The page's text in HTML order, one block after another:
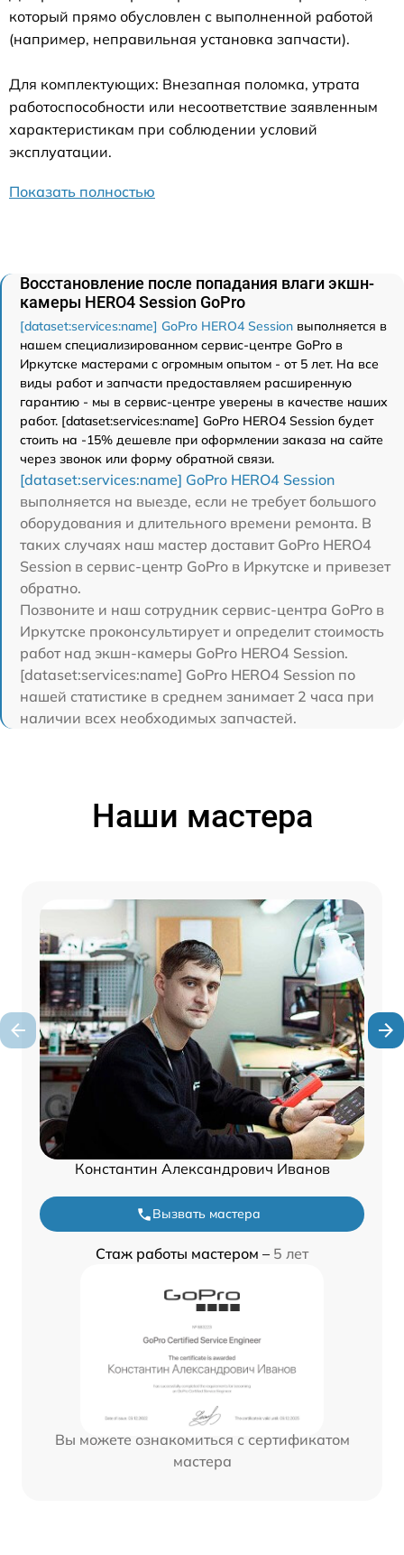
который прямо обусловлен с выполненной работой
(например, неправильная установка запчасти).
Для комплектующих: Внезапная поломка, утрата
работоспособности или несоответствие заявленным
характеристикам при соблюдении условий
эксплуатации.
Показать полностью
Восстановление после попадания влаги экшн-
камеры HERO4 Session GoPro
[dataset:services:name] GoPro HERO4 Session выполняется в
нашем специализированном сервис-центре GoPro в
Иркутске мастерами с огромным опытом - от 5 лет. На все
виды работ и запчасти предоставляем расширенную
гарантию - мы в сервис-центре уверены в качестве наших
работ. [dataset:services:name] GoPro HERO4 Session будет
стоить на -15% дешевле при оформлении заказа на сайте
через звонок или форму обратной связи.
[dataset:services:name] GoPro HERO4 Session
выполняется на выезде, если не требует большого
оборудования и длительного времени ремонта. В
таких случаях наш мастер доставит GoPro HERO4
Session в сервис-центр GoPro в Иркутске и привезет
обратно.
Позвоните и наш сотрудник сервис-центра GoPro в
Иркутске проконсультирует и определит стоимость
работ над экшн-камеры GoPro HERO4 Session.
[dataset:services:name] GoPro HERO4 Session по
нашей статистике в среднем занимает 2 часа при
наличии всех необходимых запчастей.
Наши мастера
Константин Александрович Иванов
Вызвать мастера
Стаж работы мастером – 5 лет
Вы можете ознакомиться с сертификатом
мастера